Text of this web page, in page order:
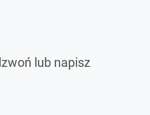
lub napisz